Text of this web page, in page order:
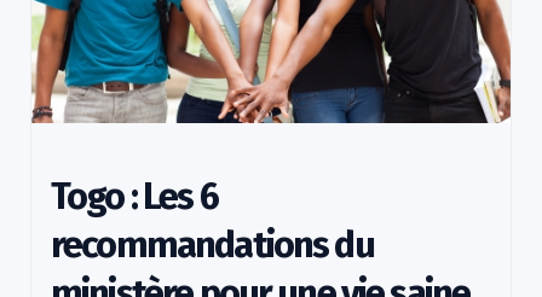
Togo : Les 6
recommandations du